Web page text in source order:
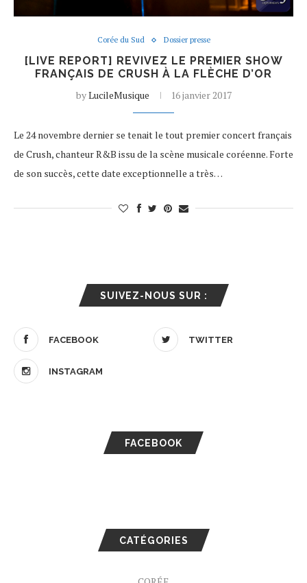
Corée du Sud Dossier presse
[LIVE REPORT] REVIVEZ LE PREMIER SHOW
FRANÇAIS DE CRUSH À LA FLÈCHE D’OR
byLucileMusique 16 janvier 2017
Le 24 novembre dernier se tenait le tout premier concert français
de Crush, chanteur R&B issu de la scène musicale coréenne. Forte
de son succès, cette date exceptionnelle a très…
SUIVEZ-NOUS SUR :
FACEBOOK TWITTER
INSTAGRAM
FACEBOOK
CATÉGORIES